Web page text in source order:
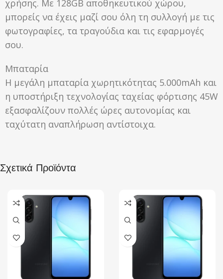
χρήσης. Με 128GB αποθηκευτικού χώρου,
μπορείς να έχεις μαζί σου όλη τη συλλογή με τις
φωτογραφίες, τα τραγούδια και τις εφαρμογές
σου.
Μπαταρία
Η μεγάλη μπαταρία χωρητικότητας 5.000mAh και
η υποστήριξη τεχνολογίας ταχείας φόρτισης 45W
εξασφαλίζουν πολλές ώρες αυτονομίας και
ταχύτατη αναπλήρωση αντίστοιχα.
Σχετικά Προϊόντα